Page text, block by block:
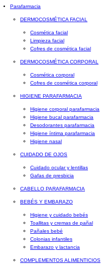
Parafarmacia
DERMOCOSMÉTICA FACIAL
Cosmética facial
Limpieza facial
Cofres de cosmética facial
DERMOCOSMÉTICA CORPORAL
Cosmética corporal
Cofres de cosmética corporal
HIGIENE PARAFARMACIA
Higiene corporal parafarmacia
Higiene bucal parafarmacia
Desodorantes parafarmacia
Higiene íntima parafarmacia
Higiene nasal
CUIDADO DE OJOS
Cuidado ocular y lentillas
Gafas de presbicia
CABELLO PARAFARMACIA
BEBÉS Y EMBARAZO
Higiene y cuidado bebés
Toallitas y cremas de pañal
Pañales bebé
Colonias infantiles
Embarazo y lactancia
COMPLEMENTOS ALIMENTICIOS